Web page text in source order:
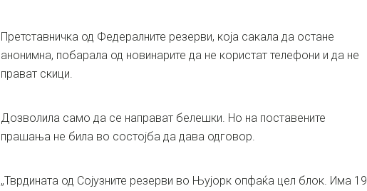
Претставничка од Федералните резерви, која сакала да остане
анонимна, побарала од новинарите да не користат телефони и да не
прават скици.
Дозволила само да се направат белешки. Но на поставените
прашања не била во состојба да дава одговор.
„Тврдината од Сојузните резерви во Њујорк опфаќа цел блок. Има 19